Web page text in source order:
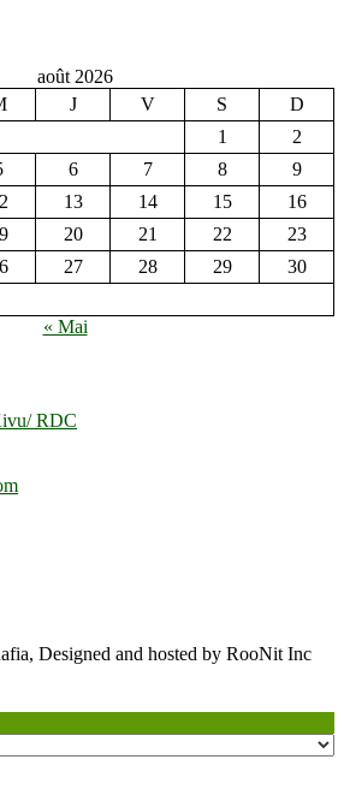
août 2026
J V S
D
1
2
6 7 8
9
13 14 15
16
20 21 22
23
27 28 29
30
« Mai
RDC
Designed and hosted by RooNit Inc